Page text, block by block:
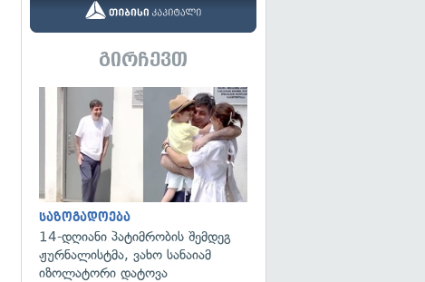
გირჩევთ
საზოგადოება
14-დღიანი პატიმრობის შემდეგ
ჟურნალისტმა, ვახო სანაიამ
იზოლატორი დატოვა